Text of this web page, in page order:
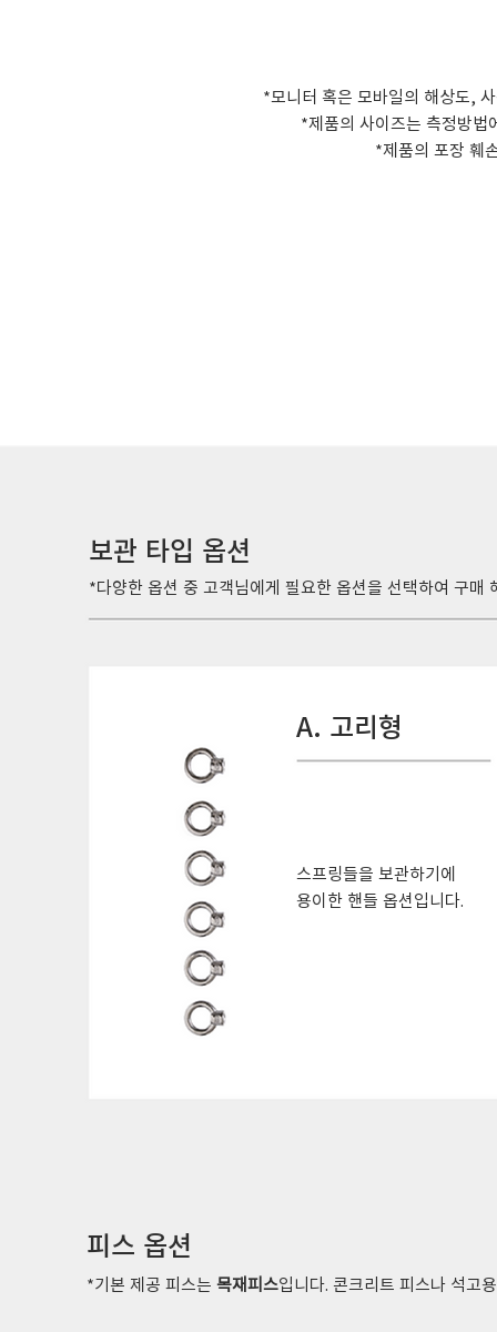
*모니터 혹은 모바일의 해상도,
*제품의 사이즈는 측정방
​*제품의 포장 훼
A. 고리형
​*기본 제공 피스는 목재피스입니다. 콘크리트 피스나 석고
보관 타입 옵션
*다양한 옵션 중 고객님에게 필요한 옵션을 선택하여 구매
​스프링들을 보관하기에
용이한 핸들 옵션입니다.
피스 옵션